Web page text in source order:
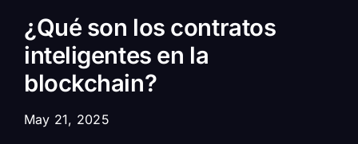
¿Qué son los contratos
inteligentes en la
blockchain?
May 21, 2025